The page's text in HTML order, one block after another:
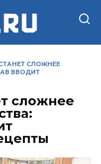
СЛОЖНЕЕ
ВВОДИТ
сложнее